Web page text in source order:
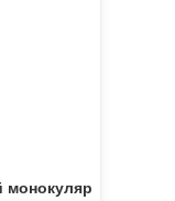
монокуляр